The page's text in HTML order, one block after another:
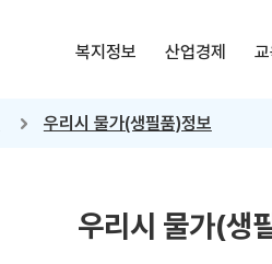
복지정보 산업경제
우리시 물가(생필품)정보
우리시 물가(생